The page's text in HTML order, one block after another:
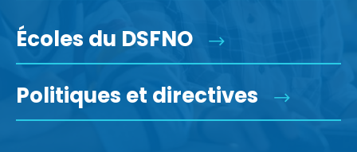
Écoles du DSFNO
Politiques et directives